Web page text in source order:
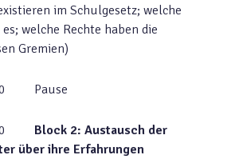
im Schulgesetz; welche
welche Rechte haben die
Gremien)
Pause
Block 2: Austausch der
über ihre Erfahrungen